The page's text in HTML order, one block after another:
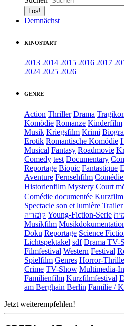
Demnächst
KINOSTART
2013 2014 2015 2016 2017
2024 2025 2026
GENRE
Action Thriller Drama
Komödie Romanze Kinderfilm
Musik Kriegsfilm Krimi
Erotik Romantische Komödie
Musical Fantasy Roadmovie
Comedy test Documentary
Reportage Biopic Fantastique
Aventure Fernsehfilm
Historienfilm Mystery Court
Comédie documentée Kurzfilm
Spectacle son et lumière Trailer
קומדיה Young-Fiction-Serie
Musikfilm
Doku Reportage Science
Lichtspektakel sdf Drama TV-
Filmfestival Western Festival
Spielfilm Genres Horror-
Crime TV-Show Multimedia-
Familienfilm Kurzfilmfestival
am Berghain Berlin Familie /
Jetzt weiterempfehlen!